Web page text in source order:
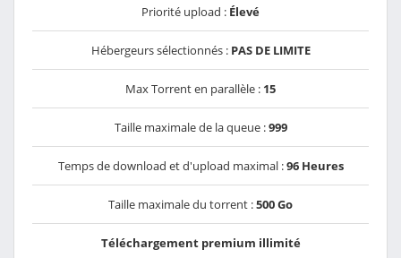
Priorité upload : Élevé
Hébergeurs sélectionnés : PAS DE LIMITE
Max Torrent en parallèle : 15
Taille maximale de la queue :999
Temps de download et d'upload maximal :96 Heures
Taille maximale du torrent :500 Go
Téléchargement premium illimité